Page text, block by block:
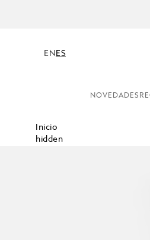
EN ES
NOVEDADES
Inicio
hidden